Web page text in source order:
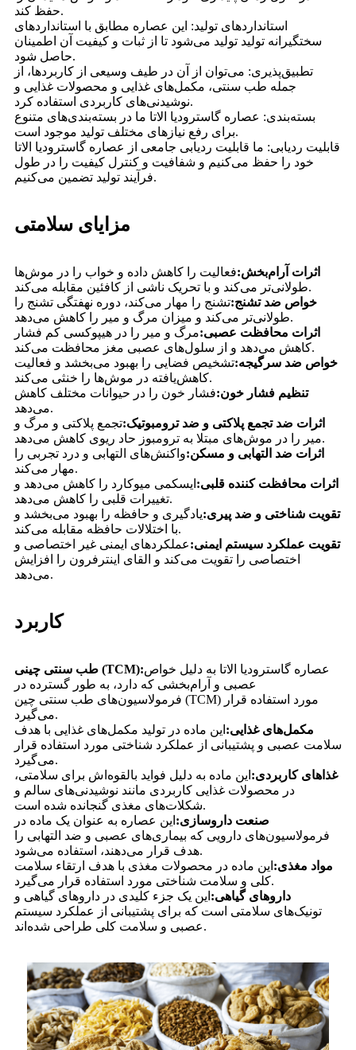
حفظ کند.
استانداردهای تولید: این عصاره مطابق با استانداردهای
سختگیرانه تولید تولید می‌شود تا از ثبات و کیفیت آن اطمینان
حاصل شود.
تطبیق‌پذیری: می‌توان از آن در طیف وسیعی از کاربردها، از
جمله طب سنتی، مکمل‌های غذایی و محصولات غذایی و
نوشیدنی‌های کاربردی استفاده کرد.
بسته‌بندی: عصاره گاسترودیا الاتا ما در بسته‌بندی‌های متنوع
برای رفع نیازهای مختلف تولید موجود است.
قابلیت ردیابی: ما قابلیت ردیابی جامعی از عصاره گاسترودیا الاتا
خود را حفظ می‌کنیم و شفافیت و کنترل کیفیت را در طول
فرآیند تولید تضمین می‌کنیم.
مزایای سلامتی
اثرات آرام‌بخش:فعالیت را کاهش داده و خواب را در موش‌ها
طولانی‌تر می‌کند و با تحریک ناشی از کافئین مقابله می‌کند.
خواص ضد تشنج:تشنج را مهار می‌کند، دوره نهفتگی تشنج را
طولانی‌تر می‌کند و میزان مرگ و میر را کاهش می‌دهد.
اثرات محافظت عصبی:مرگ و میر را در هیپوکسی کم فشار
کاهش می‌دهد و از سلول‌های عصبی مغز محافظت می‌کند.
خواص ضد سرگیجه:تشخیص فضایی را بهبود می‌بخشد و فعالیت
کاهش‌یافته در موش‌ها را خنثی می‌کند.
تنظیم فشار خون:فشار خون را در حیوانات مختلف کاهش
می‌دهد.
اثرات ضد تجمع پلاکتی و ضد ترومبوتیک:تجمع پلاکتی و مرگ و
میر را در موش‌های مبتلا به ترومبوز حاد ریوی کاهش می‌دهد.
اثرات ضد التهابی و مسکن:واکنش‌های التهابی و درد تجربی را
مهار می‌کند.
اثرات محافظت کننده قلبی: ایسکمی میوکارد را کاهش می‌دهد و
تغییرات قلبی را کاهش می‌دهد.
تقویت شناختی و ضد پیری:یادگیری و حافظه را بهبود می‌بخشد و
با اختلالات حافظه مقابله می‌کند.
تقویت عملکرد سیستم ایمنی:عملکردهای ایمنی غیر اختصاصی و
اختصاصی را تقویت می‌کند و القای اینترفرون را افزایش
می‌دهد.
کاربرد
طب سنتی چینی (TCM):عصاره گاسترودیا الاتا به دلیل خواص
عصبی و آرام‌بخشی که دارد، به طور گسترده در
فرمولاسیون‌های طب سنتی چین (TCM) مورد استفاده قرار
می‌گیرد.
مکمل‌های غذایی: این ماده در تولید مکمل‌های غذایی با هدف
سلامت عصبی و پشتیبانی از عملکرد شناختی مورد استفاده قرار
می‌گیرد.
غذاهای کاربردی: این ماده به دلیل فواید بالقوه‌اش برای سلامتی،
در محصولات غذایی کاربردی مانند نوشیدنی‌های سالم و
شکلات‌های مغذی گنجانده شده است.
صنعت داروسازی: این عصاره به عنوان یک ماده در
فرمولاسیون‌های دارویی که بیماری‌های عصبی و ضد التهابی را
هدف قرار می‌دهند، استفاده می‌شود.
مواد مغذی: این ماده در محصولات مغذی با هدف ارتقاء سلامت
کلی و سلامت شناختی مورد استفاده قرار می‌گیرد.
داروهای گیاهی: این یک جزء کلیدی در داروهای گیاهی و
تونیک‌های سلامتی است که برای پشتیبانی از عملکرد سیستم
عصبی و سلامت کلی طراحی شده‌اند.